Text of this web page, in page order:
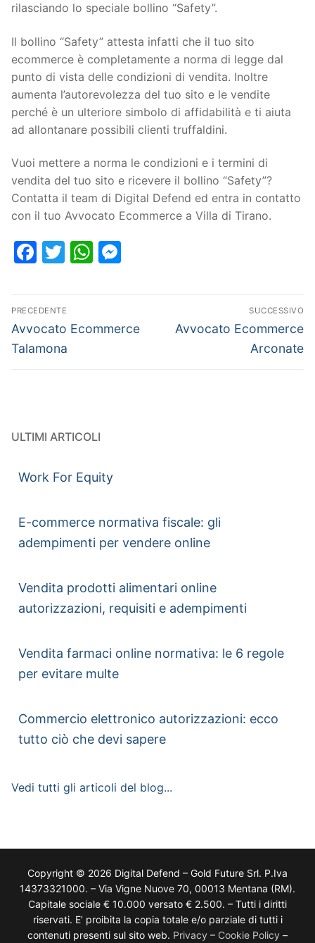
rilasciando lo speciale bollino “Safety”.
Il bollino “Safety” attesta infatti che il tuo sito
ecommerce è completamente a norma di legge dal
punto di vista delle condizioni di vendita. Inoltre
aumenta l’autorevolezza del tuo sito e le vendite
perché è un ulteriore simbolo di affidabilità e ti aiuta
ad allontanare possibili clienti truffaldini.
Vuoi mettere a norma le condizioni e i termini di
vendita del tuo sito e ricevere il bollino “Safety”?
Contatta il team di Digital Defend ed entra in contatto
con il tuo Avvocato Ecommerce a Villa di Tirano.
Facebook
TwitterWhatsApp
PRECEDENTE
Avvocato Ecommerce
Talamona
SUCCESSIVO
Avvocato Ecommerce
Arconate
ULTIMI ARTICOLI
Work For Equity
E-commerce normativa fiscale: gli
adempimenti per vendere online
Vendita prodotti alimentari online
autorizzazioni, requisiti e adempimenti
Vendita farmaci online normativa: le 6 regole
per evitare multe
Commercio elettronico autorizzazioni: ecco
tutto ciò che devi sapere
Vedi tutti gli articoli del blog...
Copyright © 2026 Digital Defend – Gold Future Srl. P.Iva
14373321000. – Via Vigne Nuove 70, 00013 Mentana (RM).
Capitale sociale € 10.000 versato € 2.500. – Tutti i diritti
riservati. E’ proibita la copia totale e/o parziale di tutti i
contenuti presenti sul sito web. Privacy – Cookie Policy –